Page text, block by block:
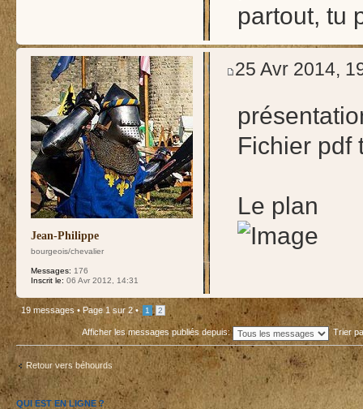
partout, tu
Jean-Philippe
bourgeois/chevalier
Messages: 176
Inscrit le: 06 Avr 2012, 14:31
25 Avr 2014,
Fichier pdf
Le plan
19 messages • Page1 sur 2• 1 2
Afficher les messages publiés depuis: Trier
Retour vers béhourds
QUI EST EN LIGNE ?